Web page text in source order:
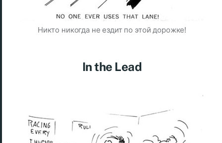
Никто никогда не ездит по этой дорожке!
In the Lead